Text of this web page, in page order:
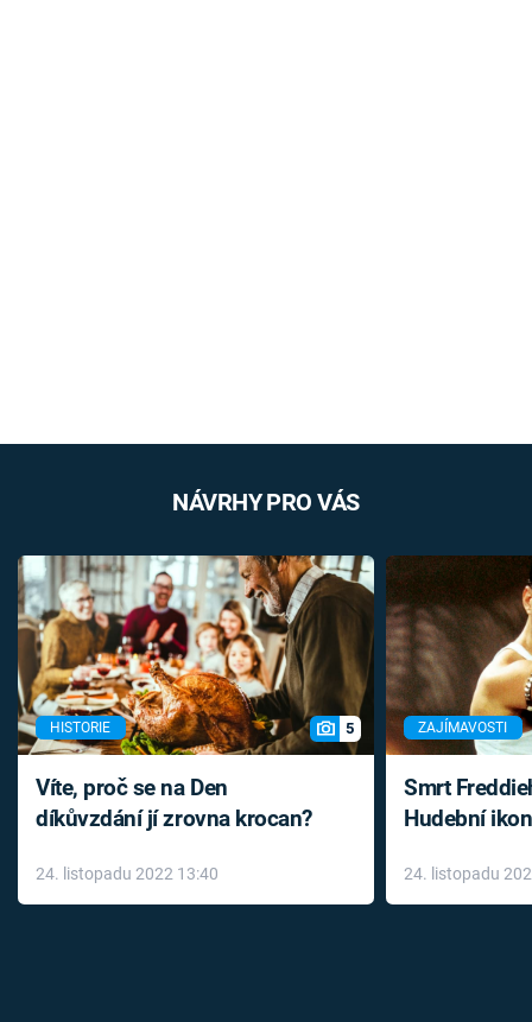
NÁVRHY PRO VÁS
HISTORIE 5
Víte, proč se na Den
díkůvzdání jí zrovna krocan?
24. listopadu 2022 13:40
ZAJÍMAVOSTI
Smrt
Hudební
léky
24. listopadu